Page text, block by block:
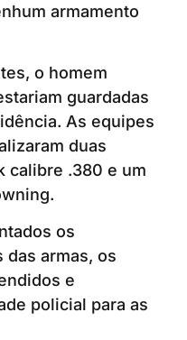
armamento
o homem
guardadas
As equipes
duas
calibre .380 e um
os
armas, os
e
policial para as